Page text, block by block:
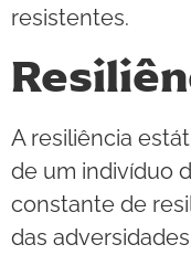
resistentes.
A resiliência
de um indivíduo
constante de
das